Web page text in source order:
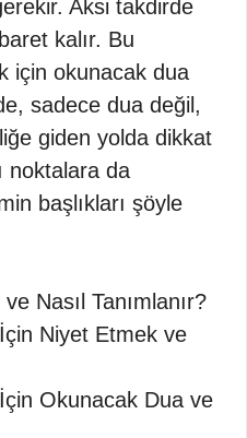
Aksi takdirde
kalır. Bu
için okunacak dua
sadece dua değil,
giden yolda dikkat
noktalara da
başlıkları şöyle
Nasıl Tanımlanır?
Niyet Etmek ve
Okunacak Dua ve